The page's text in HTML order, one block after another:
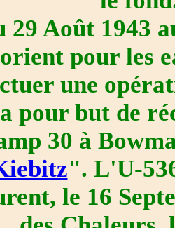
29 Août 1943
pour les
une
pour but de
30 à
". L'U-
le 16